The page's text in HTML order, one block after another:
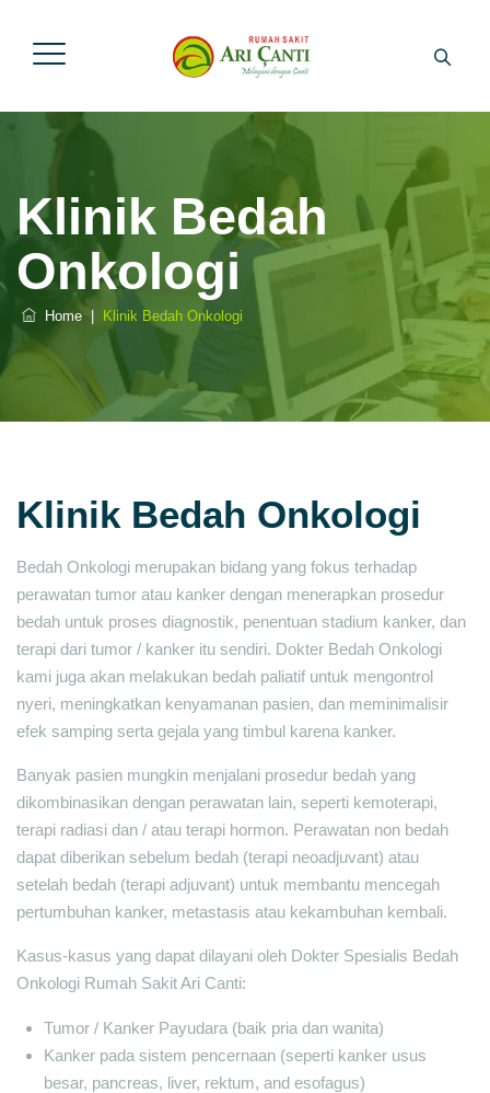
Klinik Bedah
Onkologi
Home Klinik Bedah Onkologi
Klinik Bedah Onkologi
Bedah Onkologi merupakan bidang yang fokus terhadap
perawatan tumor atau kanker dengan menerapkan prosedur
bedah untuk proses diagnostik, penentuan stadium kanker, dan
terapi dari tumor / kanker itu sendiri. Dokter Bedah Onkologi
kami juga akan melakukan bedah paliatif untuk mengontrol
nyeri, meningkatkan kenyamanan pasien, dan meminimalisir
efek samping serta gejala yang timbul karena kanker.
Banyak pasien mungkin menjalani prosedur bedah yang
dikombinasikan dengan perawatan lain, seperti kemoterapi,
terapi radiasi dan / atau terapi hormon. Perawatan non bedah
dapat diberikan sebelum bedah (terapi neoadjuvant) atau
setelah bedah (terapi adjuvant) untuk membantu mencegah
pertumbuhan kanker, metastasis atau kekambuhan kembali.
Kasus-kasus yang dapat dilayani oleh Dokter Spesialis Bedah
Onkologi Rumah Sakit Ari Canti:
Tumor / Kanker Payudara (baik pria dan wanita)
Kanker pada sistem pencernaan (seperti kanker usus
besar, pancreas, liver, rektum, and esofagus)